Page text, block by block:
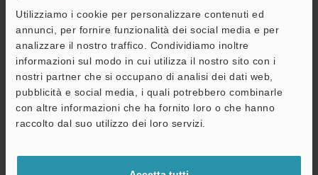
Utilizziamo i cookie per personalizzare contenuti ed
annunci, per fornire funzionalità dei social media e per
analizzare il nostro traffico. Condividiamo inoltre
informazioni sul modo in cui utilizza il nostro sito con i
nostri partner che si occupano di analisi dei dati web,
pubblicità e social media, i quali potrebbero combinarle
con altre informazioni che ha fornito loro o che hanno
raccolto dal suo utilizzo dei loro servizi.
Temperatura ambiente operativo
Umidità relativa operativa
Temperatura di magazzinaggio
Umidità relativa di stoccaggio
Resistenza a vibrazioni